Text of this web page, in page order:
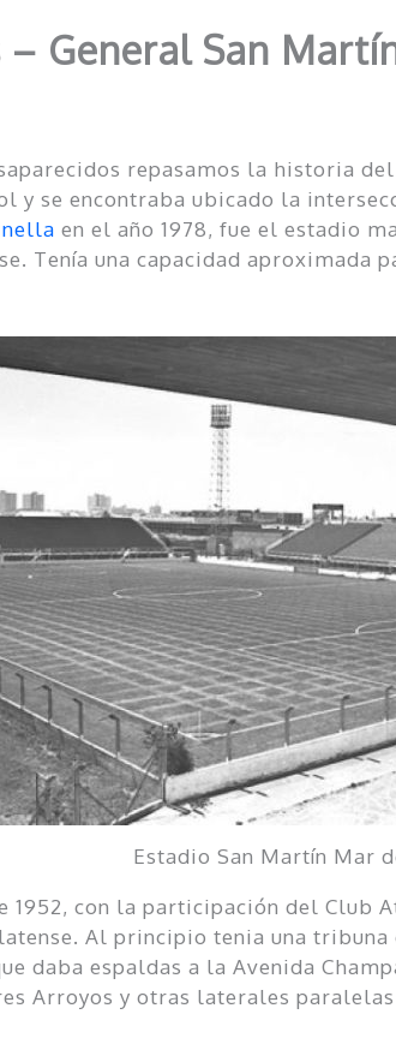
General San
repasamos la historia
y se encontraba ubicado la
en el año 1978, fue el estadio
Tenía una capacidad aproximada
Estadio San Martín Mar
1952, con la participación del Club
Al principio tenia una
daba espaldas a la Avenida
Arroyos y otras laterales